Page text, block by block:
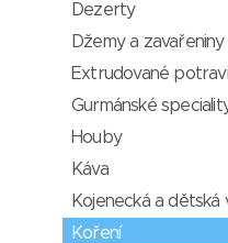
Dezerty
Džemy a zavařeniny
Extrudované
Gurmánské
Houby
Káva
Kojenecká a dětská
Koření